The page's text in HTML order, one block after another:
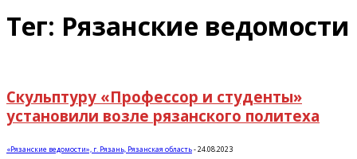
Тег: Рязанские ведомости
Скульптуру «Профессор и студенты»
установили возле рязанского политеха
«Рязанские ведомости», г. Рязань, Рязанская область-24.08.2023